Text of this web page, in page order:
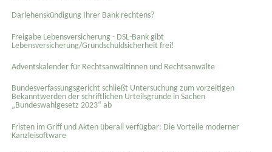
Darlehenskündigung Ihrer Bank rechtens?
Freigabe Lebensversicherung - DSL-Bank gibt
Lebensversicherung/Grundschuldsicherheit frei!
Adventskalender für Rechtsanwältinnen und Rechtsanwälte
Bundesverfassungsgericht schließt Untersuchung zum vorzeitigen
Bekanntwerden der schriftlichen Urteilsgründe in Sachen
„Bundeswahlgesetz 2023“ ab
Fristen im Griff und Akten überall verfügbar: Die Vorteile moderner
Kanzleisoftware